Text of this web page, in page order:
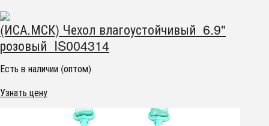
(ИСА.МСК) Чехол влагоустойчивый 6.9"
розовый IS004314
Есть в наличии (оптом)
Узнать цену